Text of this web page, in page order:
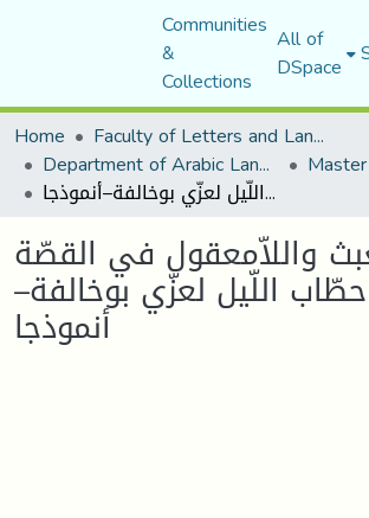
Communities
&
Collections
All of
DSpace
Home
Faculty of Letters and Languages
Department of Arabic Language and Literature
ملامح العبث واللاّمعقول في القصّة القصيرة حطّاب اللّيل لعزّي بوخالفة–أنموذجا
واللاّمعقول في القصّة
اللّيل لعزّي بوخالفة–
أنموذجا